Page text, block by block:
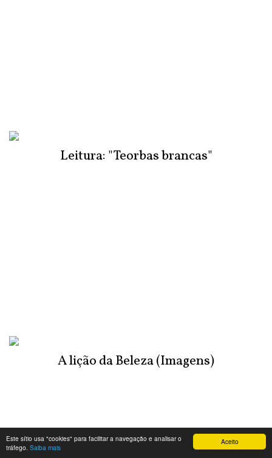
Aceito
Este sítio usa "cookies" para facilitar a navegação e analisar o
tráfego. Saiba mais
Leitura: "Teorbas brancas"
A lição da Beleza (Imagens)